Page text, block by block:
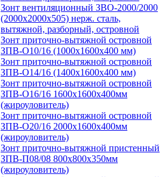
Зонт вентиляционный ЗВО-2000/2000
(2000х2000х505) нерж. сталь,
вытяжной, разборный, островной
Зонт приточно-вытяжной островной
ЗПВ-О10/16 (1000х1600х400 мм)
Зонт приточно-вытяжной островной
ЗПВ-О14/16 (1400х1600х400 мм)
Зонт приточно-вытяжной островной
ЗПВ-О16/16 1600х1600х400мм
(жироуловитель)
Зонт приточно-вытяжной островной
ЗПВ-О20/16 2000х1600х400мм
(жироуловитель)
Зонт приточно-вытяжной пристенный
ЗПВ-П08/08 800х800х350мм
(жироуловитель)